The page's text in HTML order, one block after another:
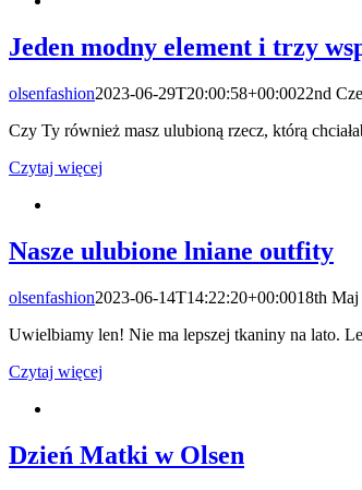
Jeden modny element i trzy
olsenfashion2023-06-29T20:00:58+00:0022nd
Czy Ty również masz ulubioną rzecz, którą
Czytaj więcej
Nasze ulubione lniane outfity
olsenfashion2023-06-14T14:22:20+00:0018th Maj
Uwielbiamy len! Nie ma lepszej tkaniny na lato.
Czytaj więcej
Dzień Matki w Olsen